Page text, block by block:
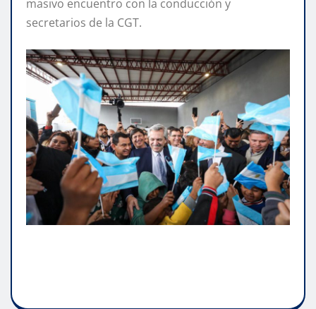
masivo encuentro con la conducción y
secretarios de la CGT.